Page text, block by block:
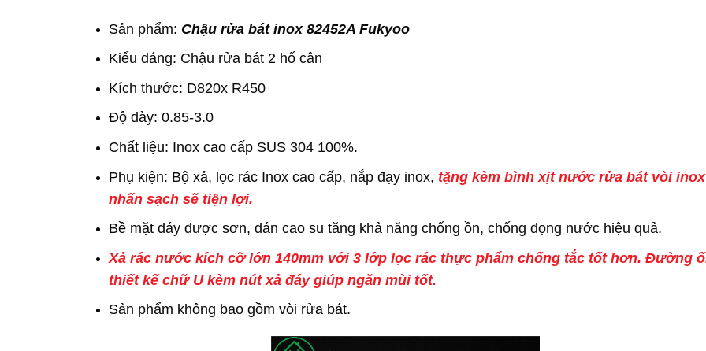
Sản phẩm: Chậu rửa bát inox 82452A Fukyoo
Kiểu dáng: Chậu rửa bát 2 hố cân
Kích thước: D820x R450
Độ dày: 0.85-3.0
Chất liệu: Inox cao cấp SUS 304 100%.
Phụ kiện: Bộ xả, lọc rác Inox cao cấp, nắp đạy inox, tặng kèm bình xịt nước rửa bát vòi inox
nhấn sạch sẽ tiện lợi.
Bề mặt đáy được sơn, dán cao su tăng khả năng chống ồn, chống đọng nước hiệu quả.
Xả rác nước kích cỡ lớn 140mm với 3 lớp lọc rác thực phẩm chống tắc tốt hơn. Đường
thiết kế chữ U kèm nút xả đáy giúp ngăn mùi tốt.
Sản phẩm không bao gồm vòi rửa bát.